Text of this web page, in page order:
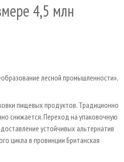
4,5 млн
лесной промышленности»,
пищевых продуктов. Традиционно
снижается. Переход на упаковочную
устойчивых альтернатив
цикла в провинции Британская